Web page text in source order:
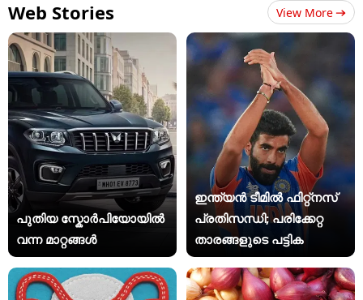
Web Stories View More
പുതിയ സ്കോർപിയോയിൽ
വന്ന മാറ്റങ്ങൾ
ഇന്ത്യന്‍ ടീമില്‍ ഫിറ്റ്‌നസ്
പ്രതിസന്ധി; പരിക്കേറ്റ
താരങ്ങളുടെ പട്ടിക